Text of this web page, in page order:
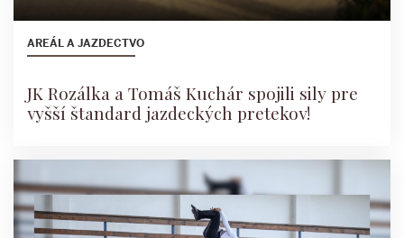
AREÁL A JAZDECTVO
​JK Rozálka a Tomáš Kuchár spojili sily pre
vyšší štandard jazdeckých pretekov!